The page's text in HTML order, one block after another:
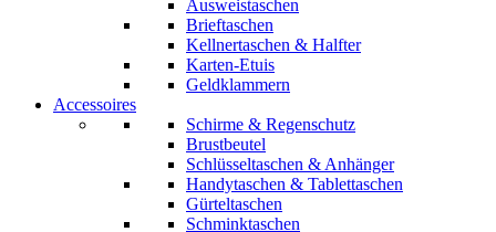
Ausweistaschen
Brieftaschen
Kellnertaschen & Halfter
Karten-Etuis
Geldklammern
Accessoires
Schirme & Regenschutz
Brustbeutel
Schlüsseltaschen & Anhänger
Handytaschen & Tablettaschen
Gürteltaschen
Schminktaschen